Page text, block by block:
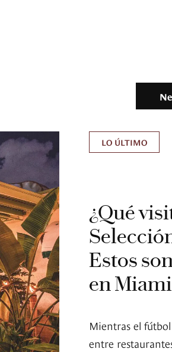
LO ÚLTIMO
¿Qué
Estos
en Miami
Mientras el
entre